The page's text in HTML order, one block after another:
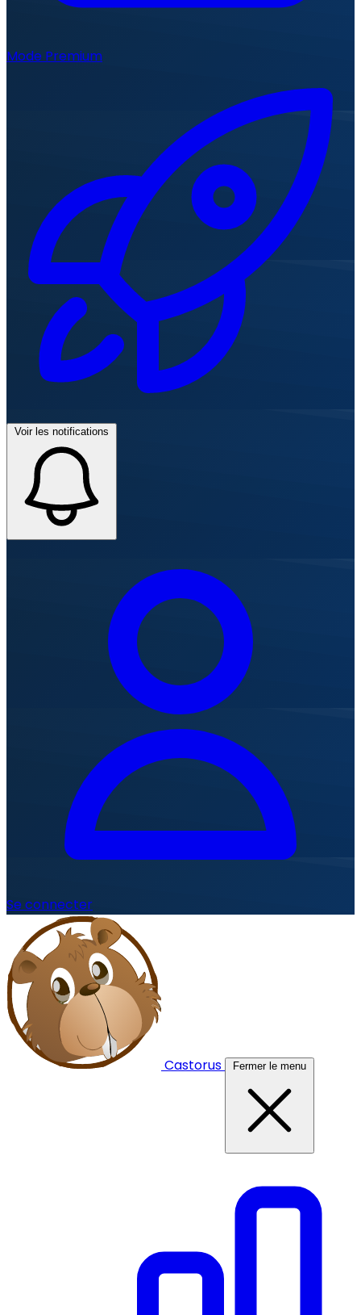
Mode Premium
Voir les notifications
Se connecter
Castorus Fermer le menu